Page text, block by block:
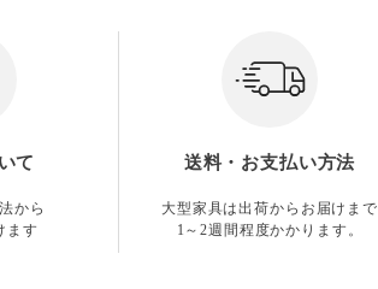
て
から
ます
送料・お支払い方法
大型家具は出荷からお届けまで
1～2週間程度かかります。